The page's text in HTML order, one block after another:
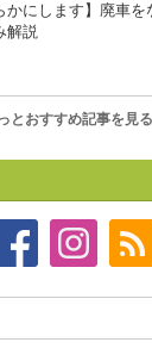
かにします】廃車
解説
とおすすめ記事を見